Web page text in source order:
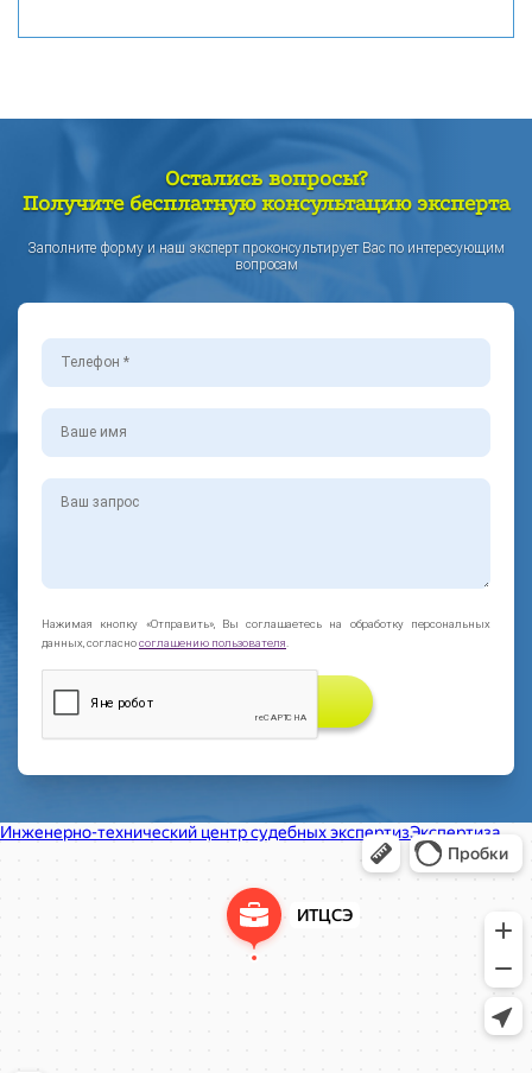
Остались вопросы?
Получите бесплатную консультацию эксперта
Заполните форму и наш эксперт проконсультирует Вас по интересующим
вопросам
Нажимая кнопку «Отправить», Вы соглашаетесь на обработку персональных
данных, согласносоглашению пользователя